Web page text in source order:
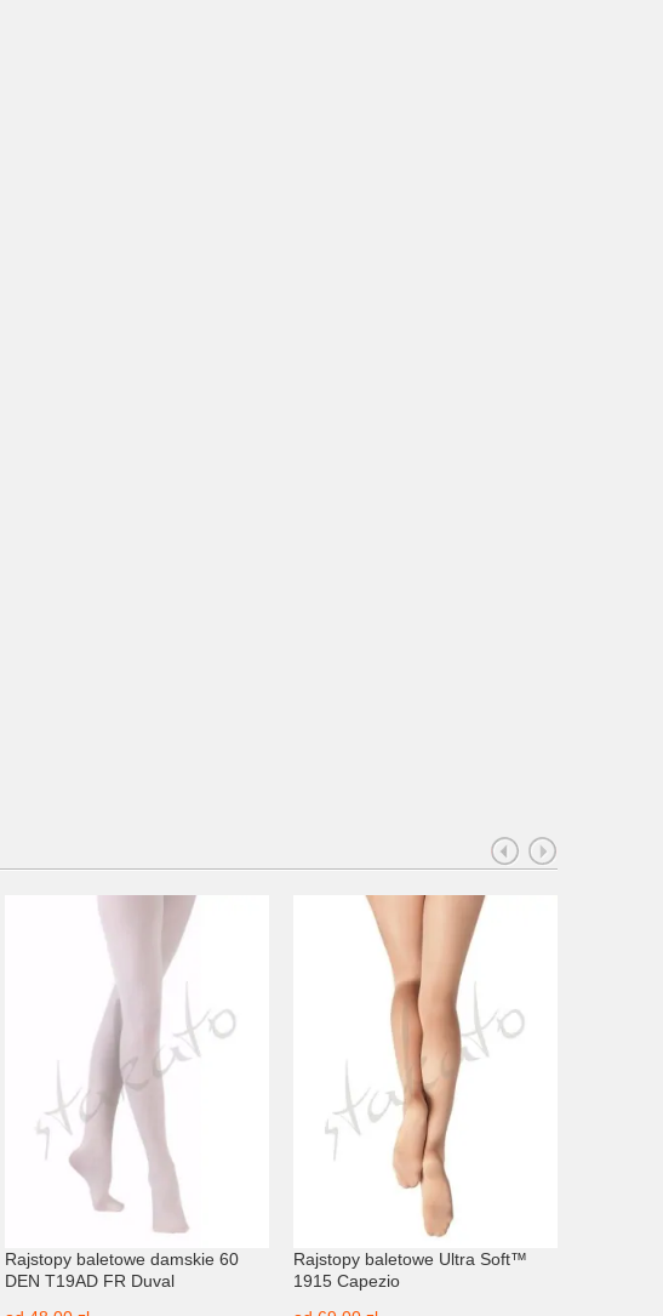
Rajstopy baletowe damskie 60
DEN T19AD FR Duval
Rajstopy baletowe Ultra Soft™
1915 Capezio